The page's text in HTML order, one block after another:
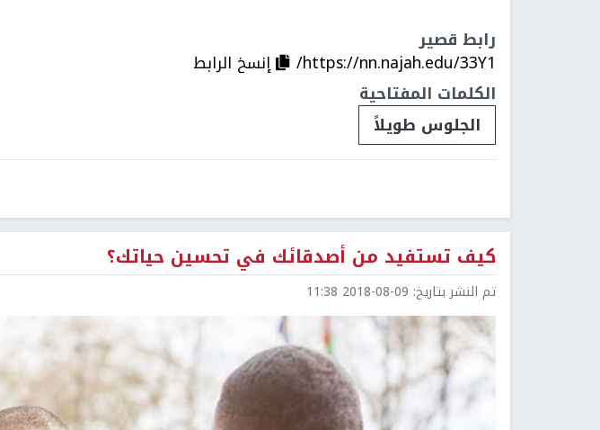
رابط قصير
https://nn.najah.edu/33Y1/
إنسخ الرابط
الكلمات المفتاحية
الجلوس طويلاً
كيف تستفيد من أصدقائك في تحسين حياتك؟
تم النشر بتاريخ: 2018-08-09 11:38